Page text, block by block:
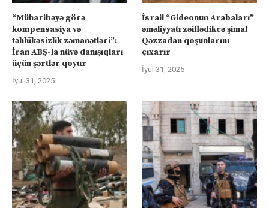
“Müharibəyə görə
kompensasiya və
təhlükəsizlik zəmanətləri”:
İran ABŞ-la nüvə danışıqları
üçün şərtlər qoyur
İyul 31, 2025
İsrail “Gideonun Arabaları”
əməliyyatı zəiflədikcə şimal
Qəzzadan qoşunlarını
çıxarır
İyul 31, 2025